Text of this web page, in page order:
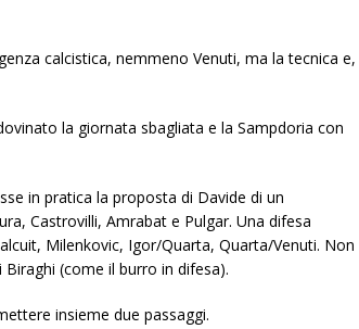
calcistica, nemmeno Venuti, ma la tecnica e,
la giornata sbagliata e la Sampdoria con
in pratica la proposta di Davide di un
Castrovilli, Amrabat e Pulgar. Una difesa
Milenkovic, Igor/Quarta, Quarta/Venuti. Non
(come il burro in difesa).
insieme due passaggi.